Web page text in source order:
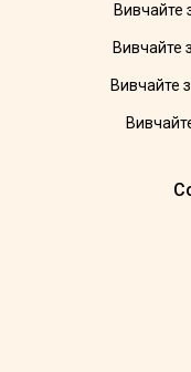
Вивчайте
Вивчайте
Вивчайте